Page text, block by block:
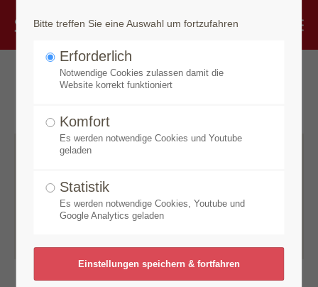
Deo
Bitte treffen Sie eine Auswahl um fortzufahren
Erforderlich
Notwendige Cookies zulassen damit die
Website korrekt funktioniert
Komfort
Es werden notwendige Cookies und Youtube
geladen
Statistik
Es werden notwendige Cookies, Youtube und
Google Analytics geladen